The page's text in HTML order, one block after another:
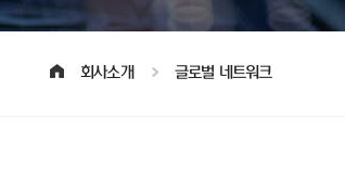
회사소개 글로벌 네트워크